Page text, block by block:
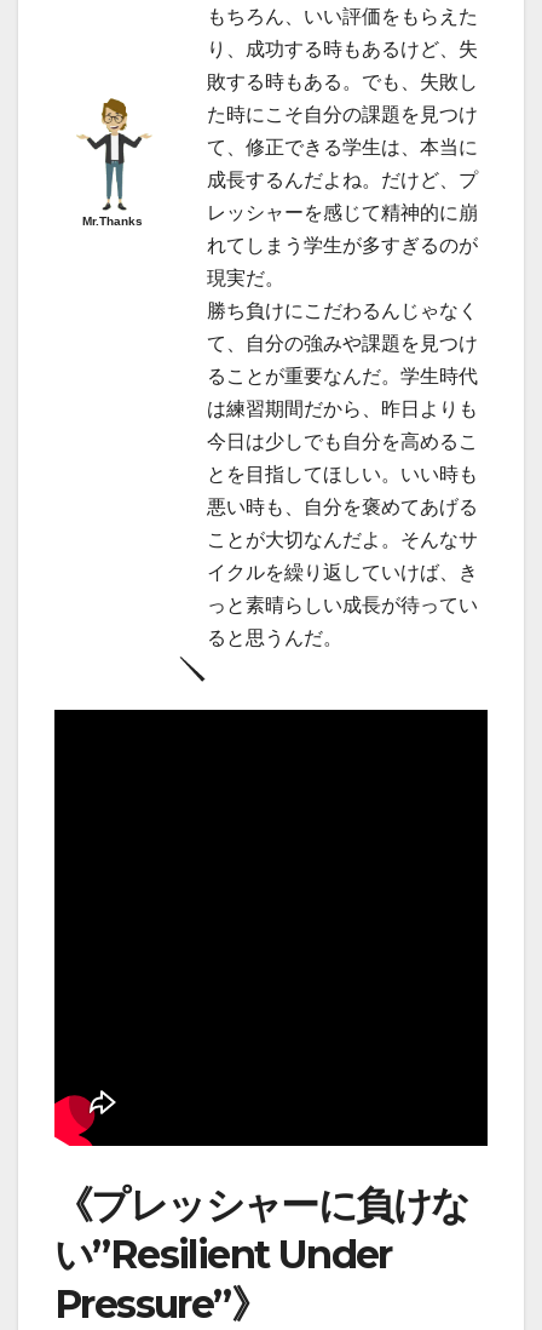
Mr.Thanks
もちろん、いい評価をもらえた
り、成功する時もあるけど、失
敗する時もある。でも、失敗し
た時にこそ自分の課題を見つけ
て、修正できる学生は、本当に
成長するんだよね。だけど、プ
レッシャーを感じて精神的に崩
れてしまう学生が多すぎるのが
現実だ。
勝ち負けにこだわるんじゃなく
て、自分の強みや課題を見つけ
ることが重要なんだ。学生時代
は練習期間だから、昨日よりも
今日は少しでも自分を高めるこ
とを目指してほしい。いい時も
悪い時も、自分を褒めてあげる
ことが大切なんだよ。そんなサ
イクルを繰り返していけば、き
っと素晴らしい成長が待ってい
ると思うんだ。
《プレッシャーに負けな
い”Resilient Under
Pressure”》